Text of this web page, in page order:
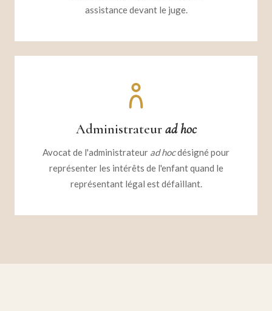
assistance devant le juge.
Administrateurad hoc
Avocat de l'administrateur ad hocdésigné pour
représenter les intérêts de l'enfant quand le
représentant légal est défaillant.